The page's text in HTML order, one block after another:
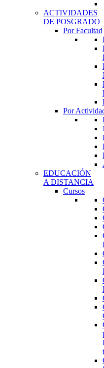
ACTIVIDADES
DE POSGRADO
Por Facultad
Por
EDUCACIÓN
A DISTANCIA
Cursos